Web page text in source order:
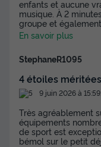
enfants et aucune
musique. À 2
groupe et
En savoir plus
StephaneR1095
4 étoiles méritées
9 juin 2026 à
Très agréablement
équipements
de sport est
bémol sur le petit